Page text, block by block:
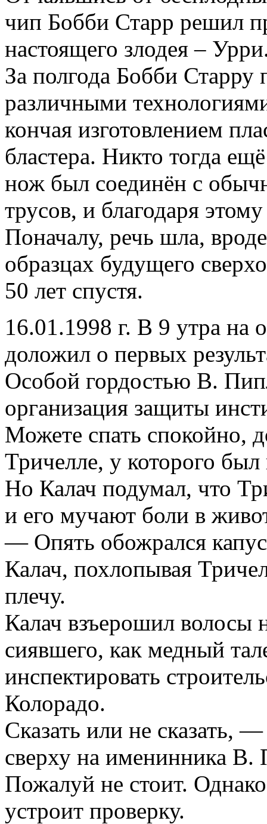
чип Бобби Старр решил
настоящего злодея –
За полгода Бобби
различными
кончая изготовлением
бластера. Никто тогда
нож был соединён с
трусов, и благодаря
Поначалу, речь шла,
образцах будущего
50 лет спустя.
16.01.1998 г. В 9 утра
доложил о первых
Особой гордостью В.
организация защиты
Можете спать спокойно,
Тричелле, у которого
Но Калач подумал, что
и его мучают боли в
— Опять обожрался
Калач, похлопывая
плечу.
Калач взъерошил волосы
сиявшего, как медный
инспектировать
Колорадо.
Сказать или не сказать,
сверху на именинника В.
Пожалуй не стоит.
устроит проверку.